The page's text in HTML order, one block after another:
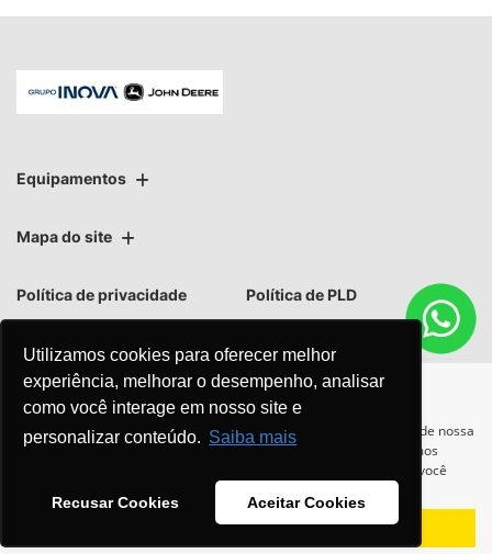
Utilizamos cookies para oferecer melhor
experiência, melhorar o desempenho, analisar
como você interage em nosso site e
personalizar conteúdo. Saiba mais
Recusar Cookies Aceitar Cookies
Equipamentos
Mapa do site
Política de privacidade Política de PLD
No trânsito, enxergar o outro
Para otimizar sua experiência durante a navegação, fazemos uso de nossa
política de cookies e para proteger seus dados pessoais respeitamos
. Ao seguir com a navegação e visita você
Recusar